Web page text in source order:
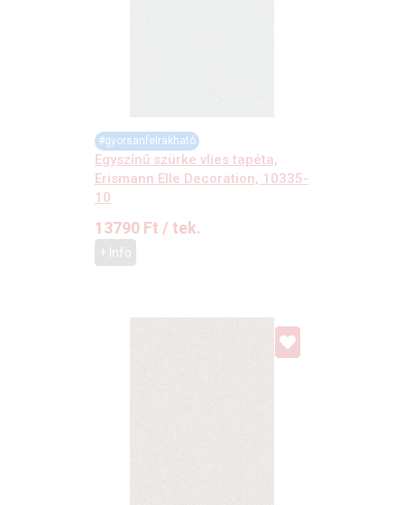
#gyorsanfelrakható
Egyszínű szürke vlies tapéta,
Erismann Elle Decoration, 10335-
10
13790 Ft / tek.
+ Info